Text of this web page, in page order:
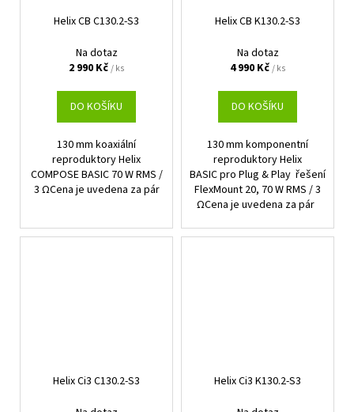
Helix CB C130.2-S3
Na dotaz
2 990 Kč/ ks
DO KOŠÍKU
130 mm koaxiální
reproduktory Helix
COMPOSE BASIC 70 W RMS /
3 ΩCena je uvedena za pár
Helix CB K130.2-S3
Na dotaz
4 990 Kč/ ks
DO KOŠÍKU
130 mm komponentní
reproduktory Helix
BASIC pro Plug & Play řešení
FlexMount 20, 70 W RMS / 3
ΩCena je uvedena za pár
Helix Ci3 C130.2-S3
Helix Ci3 K130.2-S3